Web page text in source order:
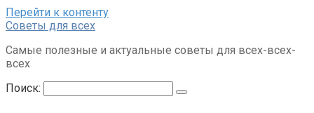
Перейти к контенту
Советы для всех
Самые полезные и актуальные советы для всех-всех-
всех
Поиск: